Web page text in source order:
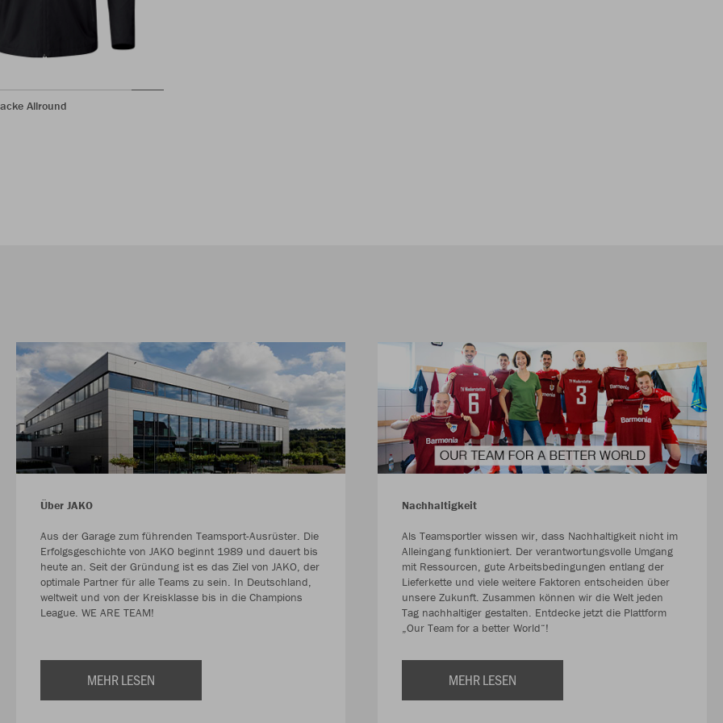
Allround
Über JAKO
Aus der Garage zum führenden Teamsport-Ausrüster. Die
Erfolgsgeschichte von JAKO beginnt 1989 und dauert bis
heute an. Seit der Gründung ist es das Ziel von JAKO, der
optimale Partner für alle Teams zu sein. In Deutschland,
weltweit und von der Kreisklasse bis in die Champions
League. WE ARE TEAM!
MEHR LESEN
Nachhaltigkeit
Als Teamsportler wissen wir, dass Nachhaltigkeit nicht im
Alleingang funktioniert. Der verantwortungsvolle Umgang
mit Ressourcen, gute Arbeitsbedingungen entlang der
Lieferkette und viele weitere Faktoren entscheiden über
unsere Zukunft. Zusammen können wir die Welt jeden
Tag nachhaltiger gestalten. Entdecke jetzt die Plattform
„Our Team for a better World“!
MEHR LESEN